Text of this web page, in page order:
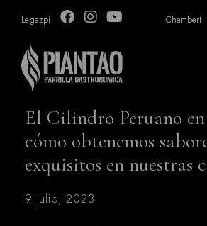
Legazpi Chamberí
El Cilindro Peruano
cómo obtenemos
exquisitos en nuestras
9 Julio, 2023